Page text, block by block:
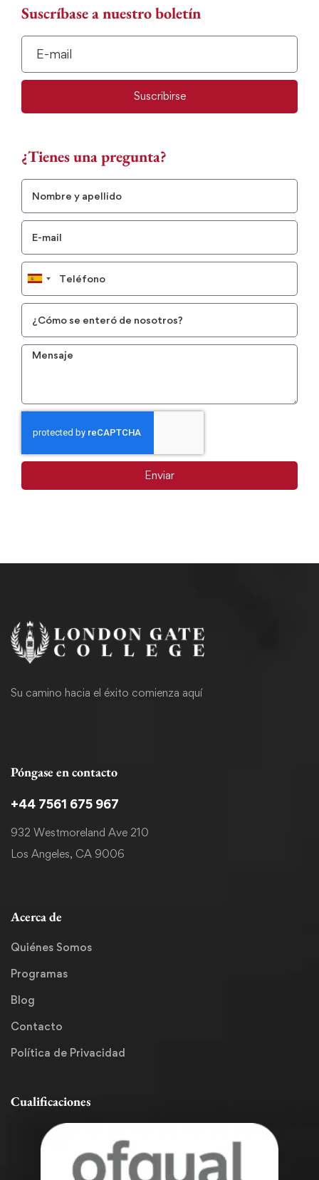
Suscríbase a nuestro boletín
Suscribirse
¿Tienes una pregunta?
Spain
+34
Enviar
Su camino hacia el éxito comienza aquí
Póngase en contacto
+44 7561 675 967
932 Westmoreland Ave 210
Los Angeles, CA 9006
Acerca de
Quiénes Somos
Programas
Blog
Contacto
Política de Privacidad
Cualificaciones